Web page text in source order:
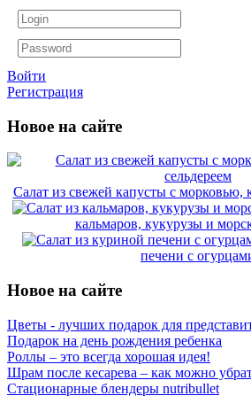
Войти
Регистрация
Новое на сайте
Салат из свежей капусты с морковью,
кальмаров, кукурузы и
печени с
Новое на сайте
Цветы - лучших подарок для
Подарок на день рождения ребенка
Роллы – это всегда хорошая идея!
Шрам после кесарева – как можно
Стационарные блендеры nutribullet